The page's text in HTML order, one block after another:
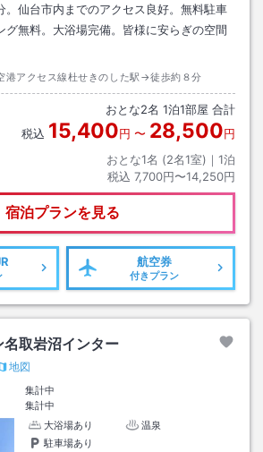
。仙台市内までのアクセス良好。無料駐車
グ無料。大浴場完備。皆様に安らぎの空間
港アクセス線杜せきのした駅→徒歩約８分
おとな2名 1泊1部屋 合計
税込 15,400円 〜 28,500円
おとな1名 (2名1室)｜ 1泊
税込 7,700円〜14,250円
宿泊プランを見る
航空券
付きプラン
取岩沼インター
地図
集計中
集計中
大浴場あり
温泉
駐車場あり